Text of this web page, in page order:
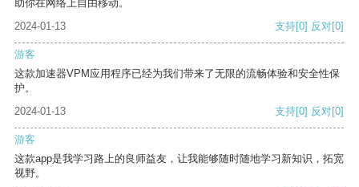
助你在网络上自由移动。
2024-01-13
支持[0] 反对[0]
游客
这款加速器VPM应用程序已经为我们带来了无限的流畅体验和安全性保
护。
2024-01-13
支持[0] 反对[0]
游客
这款app是我学习路上的良师益友，让我能够随时随地学习新知识，拓宽
视野。